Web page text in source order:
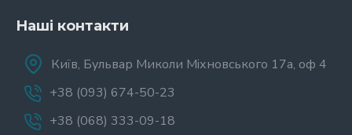
Наші контакти
Київ, Бульвар Миколи Міхновського 17а, оф 4
+38 (093) 674-50-23
+38 (068) 333-09-18